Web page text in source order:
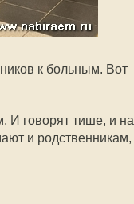
к больным. Вот
И говорят тише, и на
и родственникам,